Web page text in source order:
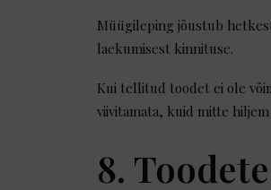
Müügileping jõustub
laekumisest kinnituse.
Kui tellitud toodet ei ole
viivitamata, kuid mitte
8.